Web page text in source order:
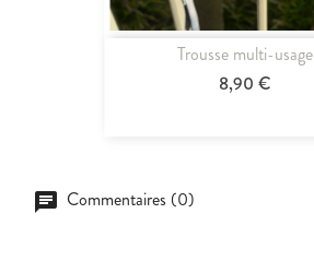
Trousse multi-usage
8,90 €
Commentaires (0)